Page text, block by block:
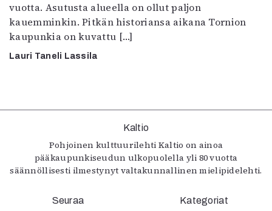
4/2026
2–3/2026
1/2026
Info
Tilaus ja irtonumerot
Yhteistyössä
Toimitus
vuotta. Asutusta alueella on ollut paljon
kauemminkin. Pitkän historiansa aikana Tornion
kaupunkia on kuvattu […]
Lauri Taneli Lassila
Kaltio
Pohjoinen kulttuurilehti Kaltio on ainoa
pääkaupunkiseudun ulkopuolella yli 80 vuotta
säännöllisesti ilmestynyt valtakunnallinen mielipidelehti.
Seuraa Kategoriat